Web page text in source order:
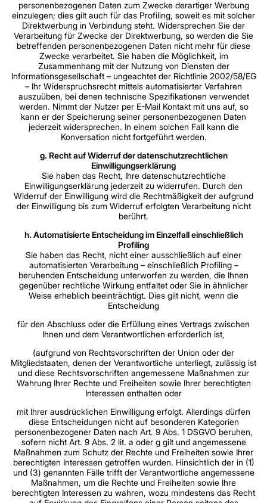
personenbezogenen Daten zum Zwecke derartiger Werbung
einzulegen; dies gilt auch für das Profiling, soweit es mit solcher
Direktwerbung in Verbindung steht. Widersprechen Sie der
Verarbeitung für Zwecke der Direktwerbung, so werden die Sie
betreffenden personenbezogenen Daten nicht mehr für diese
Zwecke verarbeitet. Sie haben die Möglichkeit, im
Zusammenhang mit der Nutzung von Diensten der
Informationsgesellschaft – ungeachtet der Richtlinie 2002/58/EG
– Ihr Widerspruchsrecht mittels automatisierter Verfahren
auszuüben, bei denen technische Spezifikationen verwendet
werden. Nimmt der Nutzer per E-Mail Kontakt mit uns auf, so
kann er der Speicherung seiner personenbezogenen Daten
jederzeit widersprechen. In einem solchen Fall kann die
Konversation nicht fortgeführt werden.
g. Recht auf Widerruf der datenschutzrechtlichen
Einwilligungserklärung
Sie haben das Recht, Ihre datenschutzrechtliche
Einwilligungserklärung jederzeit zu widerrufen. Durch den
Widerruf der Einwilligung wird die Rechtmäßigkeit der aufgrund
der Einwilligung bis zum Widerruf erfolgten Verarbeitung nicht
berührt.
h. Automatisierte Entscheidung im Einzelfall einschließlich
Profiling
Sie haben das Recht, nicht einer ausschließlich auf einer
automatisierten Verarbeitung – einschließlich Profiling –
beruhenden Entscheidung unterworfen zu werden, die Ihnen
gegenüber rechtliche Wirkung entfaltet oder Sie in ähnlicher
Weise erheblich beeinträchtigt. Dies gilt nicht, wenn die
Entscheidung
für den Abschluss oder die Erfüllung eines Vertrags zwischen
Ihnen und dem Verantwortlichen erforderlich ist,
(aufgrund von Rechtsvorschriften der Union oder der
Mitgliedstaaten, denen der Verantwortliche unterliegt, zulässig ist
und diese Rechtsvorschriften angemessene Maßnahmen zur
Wahrung Ihrer Rechte und Freiheiten sowie Ihrer berechtigten
Interessen enthalten oder
mit Ihrer ausdrücklichen Einwilligung erfolgt. Allerdings dürfen
diese Entscheidungen nicht auf besonderen Kategorien
personenbezogener Daten nach Art. 9 Abs. 1 DSGVO beruhen,
sofern nicht Art. 9 Abs. 2 lit. a oder g gilt und angemessene
Maßnahmen zum Schutz der Rechte und Freiheiten sowie Ihrer
berechtigten Interessen getroffen wurden. Hinsichtlich der in (1)
und (3) genannten Fälle trifft der Verantwortliche angemessene
Maßnahmen, um die Rechte und Freiheiten sowie Ihre
berechtigten Interessen zu wahren, wozu mindestens das Recht